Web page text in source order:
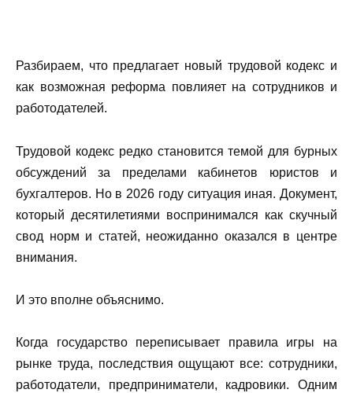
Разбираем, что предлагает новый трудовой кодекс и
как возможная реформа повлияет на сотрудников и
работодателей.
Трудовой кодекс редко становится темой для бурных
обсуждений за пределами кабинетов юристов и
бухгалтеров. Но в 2026 году ситуация иная. Документ,
который десятилетиями воспринимался как скучный
свод норм и статей, неожиданно оказался в центре
внимания.
И это вполне объяснимо.
Когда государство переписывает правила игры на
рынке труда, последствия ощущают все: сотрудники,
работодатели, предприниматели, кадровики. Одним